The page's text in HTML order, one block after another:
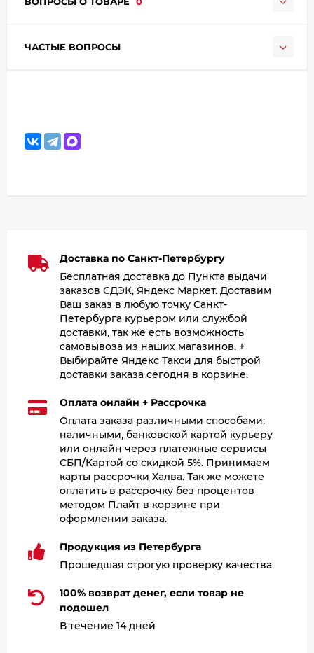
ЧАСТЫЕ ВОПРОСЫ
Доставка по Санкт-Петербургу
Бесплатная доставка до Пункта выдачи
заказов СДЭК, Яндекс Маркет. Доставим
Ваш заказ в любую точку Санкт-
Петербурга курьером или службой
доставки, так же есть возможность
самовывоза из наших магазинов. +
Выбирайте Яндекс Такси для быстрой
доставки заказа сегодня в корзине.
Оплата онлайн + Рассрочка
Оплата заказа различными способами:
наличными, банковской картой курьеру
или онлайн через платежные сервисы
СБП/Картой со скидкой 5%. Принимаем
карты рассрочки Халва. Так же можете
оплатить в рассрочку без процентов
методом Плайт в корзине при
оформлении заказа.
Продукция из Петербурга
Прошедшая строгую проверку качества
100% возврат денег, если товар не
подошел
В течение 14 дней